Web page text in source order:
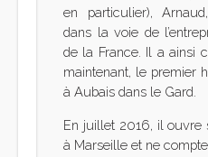
en particulier),
dans la voie de
de la France. Il a ainsi
maintenant, le premier
à Aubais dans le Gard.
En juillet 2016, il ouvre
à Marseille et ne compte